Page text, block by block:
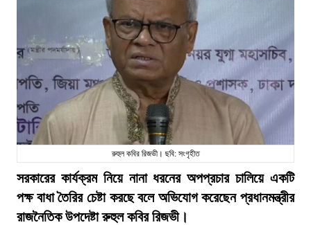
রুহুল কবির রিজভী। ছবি: সংগৃহীত
সরকারের কার্যক্রম নিয়ে নানা ধরনের অপপ্রচার চালিয়ে একটি
পক্ষ বাধা তৈরির চেষ্টা করছে বলে অভিযোগ করেছেন প্রধানমন্ত্রীর
রাজনৈতিক উপদেষ্টা রুহুল কবির রিজভী।